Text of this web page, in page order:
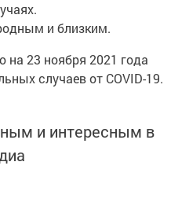
и близким.
на 23 ноябpя 2021 года
случаeв от COVID-19.
и интересным в